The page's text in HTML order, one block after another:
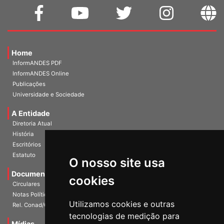
O nosso site usa
cookies
Utilizamos cookies e outras
tecnologias de medição para
Home
InformANDES PDF
InformANDES Online
Publicações
Universidade e Sociedade
A Entidade
Diretoria Atual
História
Escritórios
Estatuto
Documentos
Circulares
Notas Políticas
Rel. Conad/Congresso